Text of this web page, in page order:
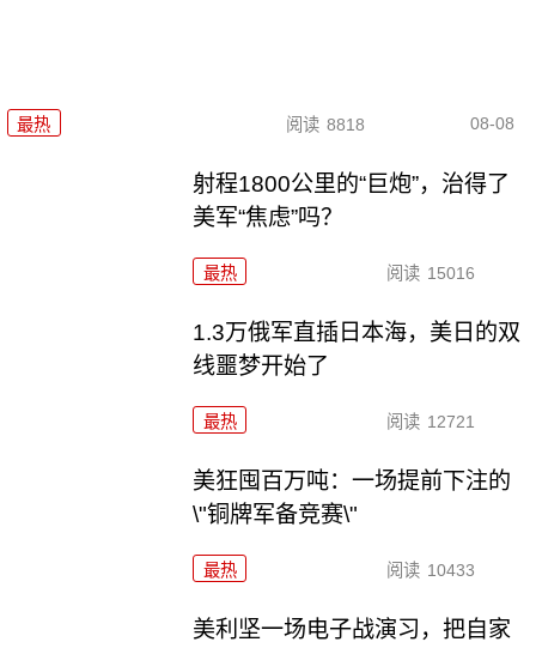
最热 阅读 8818 08-08
射程1800公里的“巨炮”，治得了
美军“焦虑”吗？
最热 阅读 15016
1.3万俄军直插日本海，美日的双
线噩梦开始了
最热 阅读 12721
美狂囤百万吨：一场提前下注的
\"铜牌军备竞赛\"
最热 阅读 10433
美利坚一场电子战演习，把自家